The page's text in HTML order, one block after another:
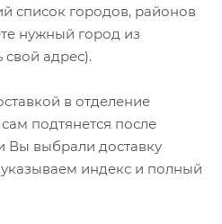
список городов, районов
нужный город из
свой адрес).
в отделение
подтянется после
Вы выбрали доставку
индекс и полный